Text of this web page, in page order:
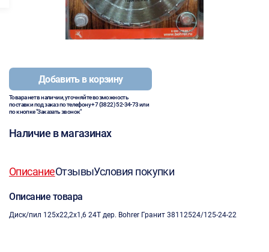
Добавить в корзину
Товара нет в наличии, уточняйте возможность
поставки под заказ по телефону+7 (3822) 52-34-73или
по кнопке "Заказать звонок"
Наличие в магазинах
ОписаниеОтзывыУсловия покупки
Описание товара
Диск/пил 125х22,2х1,6 24Т дер. Bohrer Гранит 38112524/125-24-22